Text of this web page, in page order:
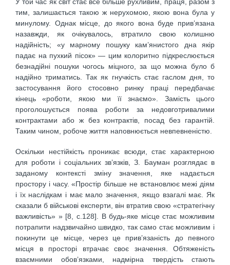
тим, зали­шається такою ж нерухомою, якою вона була у
минулому. Однак місце, до якого вона буде прив’язана
назавжди, як очіку­валось, втратило свою колишню
надійність; «у марному пошуку кам’янистого дна якір
падає на пухкий пісок» — цим колоритно підкреслюється
безнадійні пошуки чогось міцного, за що можна було б
надійно триматись. Так як гнучкість стає гаслом дня, то
застосування його стосовно ринку праці передбачає
кінець «роботи, якою ми її знаємо». Замість цього
проголошується поява роботи за недовготривалими
контрактами або ж без контрактів, посад без гарантій.
Таким чином, робоче життя наповнюється невпевненістю.
Оскільки нестійкість проникає всюди, стає характерною
для роботи і соціальних зв’язків, З. Бауман розглядає в
заданому контексті зміну значення, яке надається
простору і часу. «Простір більше не встановлює межі діям
і їх наслідкам і має мало значення, якщо взагалі має. Як
сказали б військові експерти, він втратив свою «стратегічну
важливість» » [8, с.128]. В будь-яке місце стає можливим
потрапити надзвичайно швидко, так само стає можливим і
покинути це місце, через це прив’язаність до певного
місця в просторі втрачає своє значення. Обтяженість
взаємними обов’язками, надмірна твердість стають